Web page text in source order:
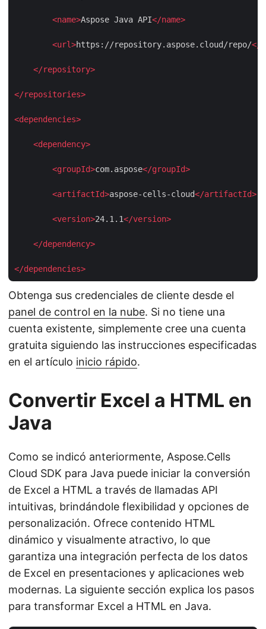
<name>Aspose Java API</name>
<url>https://repository.aspose.cloud/repo/</
</repository>
</repositories>
<dependencies>
<dependency>
<groupId>com.aspose</groupId>
<artifactId>aspose-cells-cloud</artifactId>
<version>24.1.1</version>
</dependency>
</dependencies>
Obtenga sus credenciales de cliente desde el
panel de control en la nube. Si no tiene una
cuenta existente, simplemente cree una cuenta
gratuita siguiendo las instrucciones especificadas
en el artículo inicio rápido.
Convertir Excel a HTML en
Java
Como se indicó anteriormente, Aspose.Cells
Cloud SDK para Java puede iniciar la conversión
de Excel a HTML a través de llamadas API
intuitivas, brindándole flexibilidad y opciones de
personalización. Ofrece contenido HTML
dinámico y visualmente atractivo, lo que
garantiza una integración perfecta de los datos
de Excel en presentaciones y aplicaciones web
modernas. La siguiente sección explica los pasos
para transformar Excel a HTML en Java.